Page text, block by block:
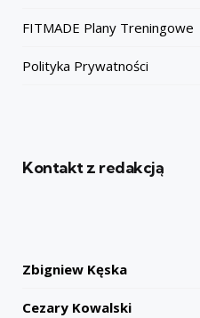
FITMADE Plany Treningowe
Polityka Prywatności
Kontakt z redakcją
Zbigniew Kęska
Cezary Kowalski